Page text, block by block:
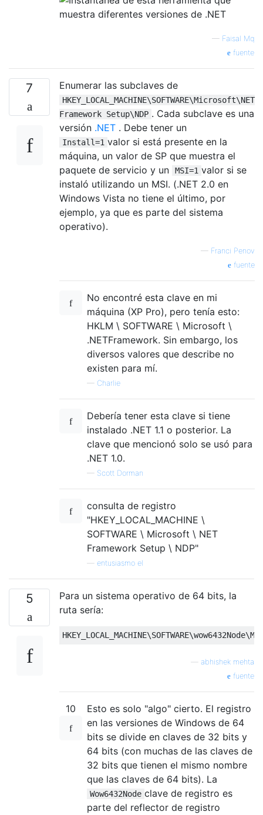
— Faisal Mq
fuente
7 Enumerar las subclaves de
HKEY_LOCAL_MACHINE\SOFTWARE\Microsoft\NET
Framework Setup\NDP . Cada subclave es una
versión .NET . Debe tener un
Install=1 valor si está presente en la
máquina, un valor de SP que muestra el
paquete de servicio y un
MSI=1 valor si se
instaló utilizando un MSI. (.NET 2.0 en
Windows Vista no tiene el último, por
ejemplo, ya que es parte del sistema
operativo).
— Franci Penov
fuente
No encontré esta clave en mi
máquina (XP Pro), pero tenía esto:
HKLM \ SOFTWARE \ Microsoft \
.NETFramework. Sin embargo, los
diversos valores que describe no
existen para mí.
— Charlie
Debería tener esta clave si tiene
instalado .NET 1.1 o posterior. La
clave que mencionó solo se usó para
.NET 1.0.
— Scott Dorman
consulta de registro
"HKEY_LOCAL_MACHINE \
SOFTWARE \ Microsoft \ NET
Framework Setup \ NDP"
entusiasmo el
5
Para un sistema operativo de 64 bits, la
ruta sería:
abhishek mehta
fuente
10
Esto es solo "algo" cierto. El registro
en las versiones de Windows de 64
bits se divide en claves de 32 bits y
64 bits (con muchas de las claves de
32 bits que tienen el mismo nombre
que las claves de 64 bits). La
Wow6432Node clave de registro es
parte del reflector de registro